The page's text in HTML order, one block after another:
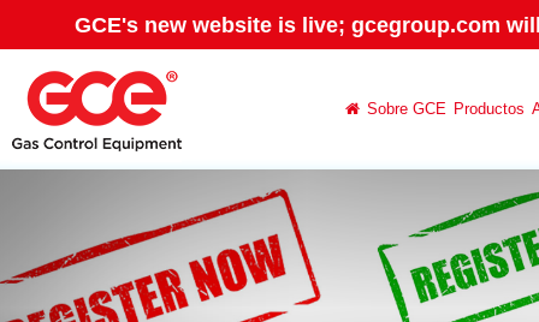
GCE's new website is live; gcegroup.com
Sobre GCE Productos